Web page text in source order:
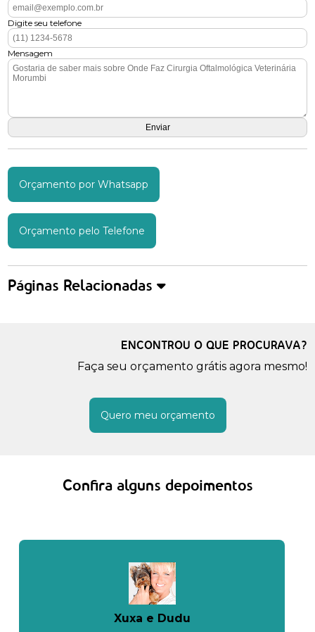
Digite seu telefone
Mensagem
Orçamento por Whatsapp
Orçamento pelo Telefone
Páginas Relacionadas
ENCONTROU O QUE PROCURAVA?
Faça seu orçamento grátis agora mesmo!
Quero meu orçamento
Confira alguns depoimentos
Xuxa e Dudu